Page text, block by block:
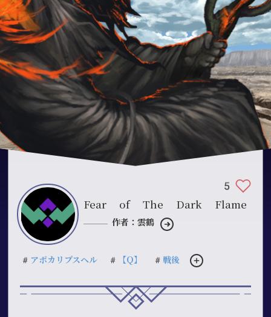
5
Fear of The Dark Flame
作者：雲鶴
#アポカリプスヘル #【Q】 #戦後